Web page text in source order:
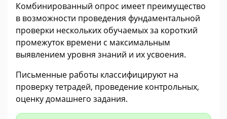
Комбинированный опрос имеет преимущество
в возможности проведения фундаментальной
проверки нескольких обучаемых за короткий
промежуток времени с максимальным
выявлением уровня знаний и их усвоения.
Письменные работы классифицируют на
проверку тетрадей, проведение контрольных,
оценку домашнего задания.